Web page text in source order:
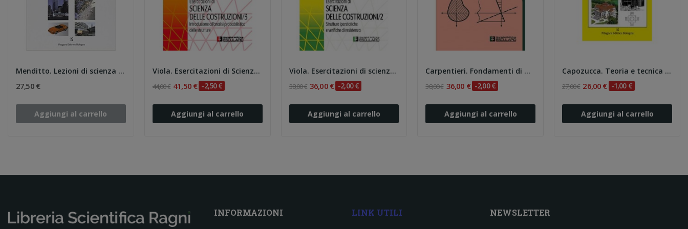
Menditto. Lezioni di scienza delle costruzioni...
27,50 €
Aggiungi al carrello
Viola. Esercitazioni di Scienza delle...
44,00 € 41,50 € -2,50 €
Aggiungi al carrello
Viola. Esercitazioni di scienza delle...
38,00 € 36,00 € -2,00 €
Aggiungi al carrello
Carpentieri. Fondamenti di meccanica delle...
38,00 € 36,00 € -2,00 €
Aggiungi al carrello
Capozucca. Teoria e tecnica delle strutture in...
27,00 € 26,00 € -1,00 €
Aggiungi al carrello
INFORMAZIONI LINK UTILI NEWSLETTER